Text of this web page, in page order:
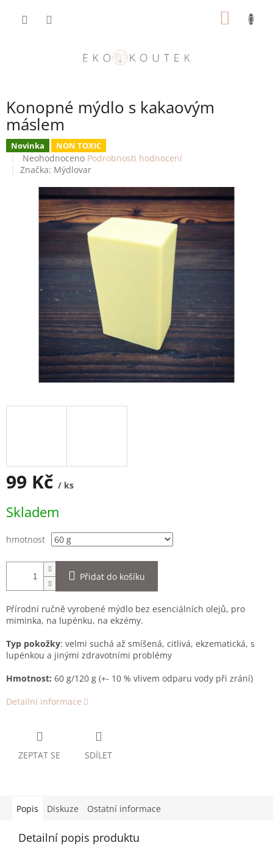
Konopné mýdlo s kakaovým
máslem
Novinka NON TOXIC
Průměrné
hodnocení
Neohodnoceno Podrobnosti hodnocení
Značka: Mýdlovar
99 Kč / ks
cena:
Skladem
hmotnost
Přidat do košíku
Přírodní ručně vyrobené mýdlo bez esenciálních olejů, pro
miminka, na lupénku, na ekzémy.
Typ pokožky: velmi suchá až smíšená, citlivá, ekzematická, s
lupénkou a jinými zdravotními problémy
Hmotnost: 60 g/120 g (+- 10 % vlivem odparu vody při zrání)
Detailní informace
ZEPTAT SE SDÍLET
Popis Diskuze Ostatní informace
Detailní popis produktu